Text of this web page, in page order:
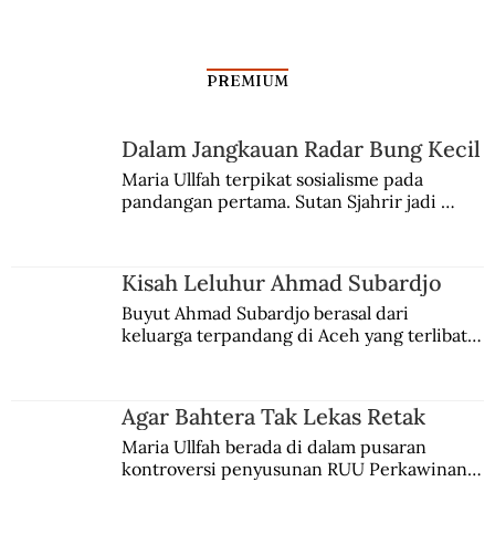
Jenderal Belanda Tewas di Aceh
PREMIUM
Dalam Jangkauan Radar Bung Kecil
Maria Ullfah terpikat sosialisme pada
pandangan pertama. Sutan Sjahrir jadi
Kisah Leluhur Ahmad Subardjo
Buyut Ahmad Subardjo berasal dari
keluarga terpandang di Aceh yang terlibat
Agar Bahtera Tak Lekas Retak
Maria Ullfah berada di dalam pusaran
kontroversi penyusunan RUU Perkawinan.